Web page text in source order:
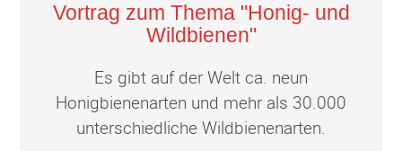
Vortrag zum Thema "Honig- und
Wildbienen"
Es gibt auf der Welt ca. neun
Honigbienenarten und mehr als 30.000
unterschiedliche Wildbienenarten.